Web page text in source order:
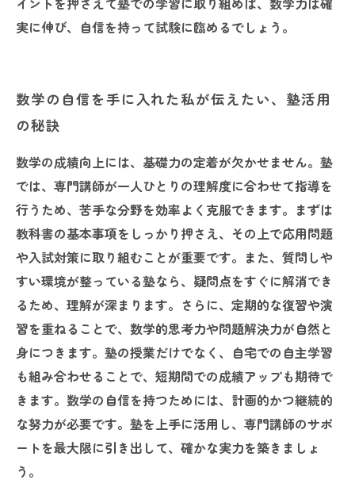
実に伸び、自信を持って試験に臨めるでしょう。
数学の自信を手に入れた私が伝えたい、塾活用
の秘訣
数学の成績向上には、基礎力の定着が欠かせません。塾
では、専門講師が一人ひとりの理解度に合わせて指導を
行うため、苦手な分野を効率よく克服できます。まずは
教科書の基本事項をしっかり押さえ、その上で応用問題
や入試対策に取り組むことが重要です。また、質問しや
すい環境が整っている塾なら、疑問点をすぐに解消でき
るため、理解が深まります。さらに、定期的な復習や演
習を重ねることで、数学的思考力や問題解決力が自然と
身につきます。塾の授業だけでなく、自宅での自主学習
も組み合わせることで、短期間での成績アップも期待で
きます。数学の自信を持つためには、計画的かつ継続的
な努力が必要です。塾を上手に活用し、専門講師のサポ
ートを最大限に引き出して、確かな実力を築きましょ
う。